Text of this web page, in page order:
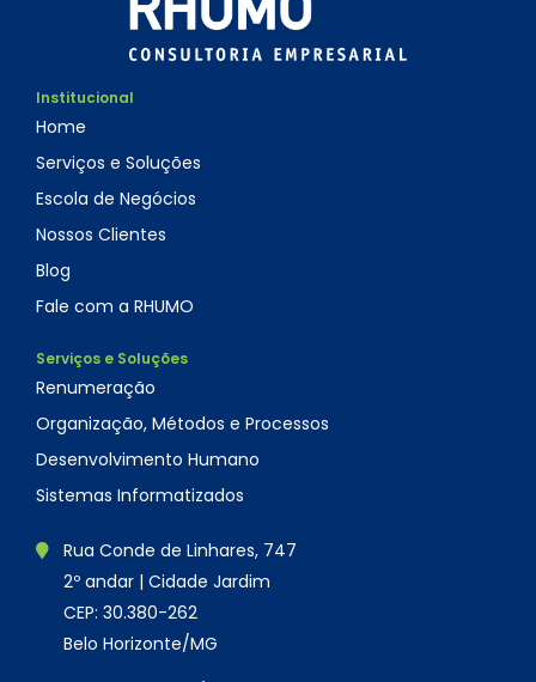
Institucional
Home
Serviços e Soluções
Escola de Negócios
Nossos Clientes
Blog
Fale com a RHUMO
Serviços e Soluções
Renumeração
Organização, Métodos e Processos
Desenvolvimento Humano
Sistemas Informatizados
Rua Conde de Linhares, 747
2º andar | Cidade Jardim
CEP: 30.380-262
Belo Horizonte/MG